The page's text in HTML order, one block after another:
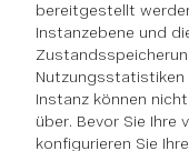
bereitgestellt
Instanzebene und
Nutzungsstatistiken
Instanz können
über. Bevor Sie Ihre
konfigurieren Sie